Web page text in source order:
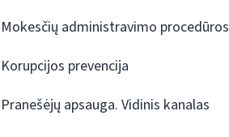
Mokesčių administravimo procedūros
Korupcijos prevencija
Pranešėjų apsauga. Vidinis kanalas